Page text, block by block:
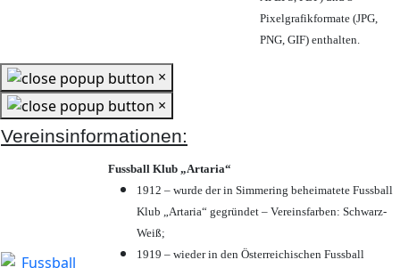
Pixelgrafikformate (JPG,
PNG, GIF) enthalten.
×
×
Vereinsinformationen:
Fussball Klub „Artaria“
1912 – wurde der in Simmering beheimatete Fussball
Klub „Artaria“ gegründet – Vereinsfarben: Schwarz-
Weiß;
1919 – wieder in den Österreichischen Fussball